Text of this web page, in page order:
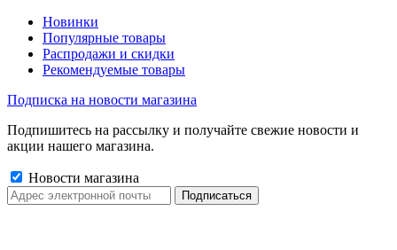
Новинки
Популярные товары
Распродажи и скидки
Рекомендуемые товары
Подписка на новости магазина
Подпишитесь на рассылку и получайте свежие новости и
акции нашего магазина.
Новости магазина